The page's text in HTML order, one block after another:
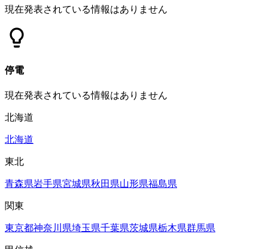
現在発表されている情報はありません
停電
現在発表されている情報はありません
北海道
北海道
東北
青森県岩手県宮城県秋田県山形県福島県
関東
東京都神奈川県埼玉県千葉県茨城県栃木県群馬県